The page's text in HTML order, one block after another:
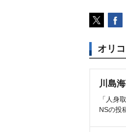
オリ
川島
「人身
NSの投